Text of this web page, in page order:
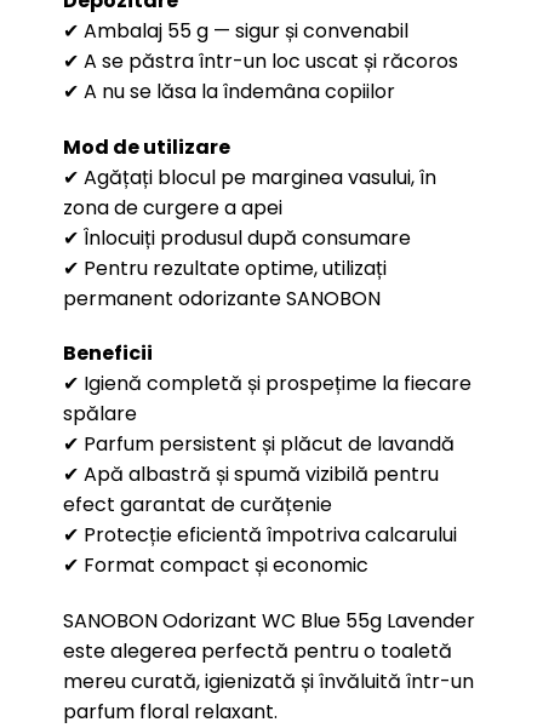
✔ Ambalaj 55 g — sigur și convenabil
✔ A se păstra într-un loc uscat și răcoros
✔ A nu se lăsa la îndemâna copiilor
Mod de utilizare
✔ Agățați blocul pe marginea vasului, în
zona de curgere a apei
✔ Înlocuiți produsul după consumare
✔ Pentru rezultate optime, utilizați
permanent odorizante SANOBON
Beneficii
✔ Igienă completă și prospețime la fiecare
spălare
✔ Parfum persistent și plăcut de lavandă
✔ Apă albastră și spumă vizibilă pentru
efect garantat de curățenie
✔ Protecție eficientă împotriva calcarului
✔ Format compact și economic
SANOBON Odorizant WC Blue 55g Lavender
este alegerea perfectă pentru o toaletă
mereu curată, igienizată și învăluită într-un
parfum floral relaxant.